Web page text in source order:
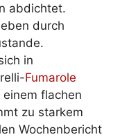
abdichtet.
durch
in
Fumarole
flachen
zu starkem
Wochenbericht